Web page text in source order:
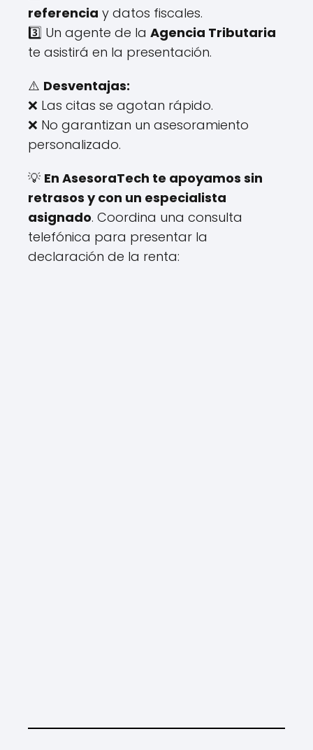
referencia y datos fiscales.
3️⃣ Un agente de la Agencia Tributaria
te asistirá en la presentación.
⚠️ Desventajas:
❌ Las citas se agotan rápido.
❌ No garantizan un asesoramiento
personalizado.
💡 En AsesoraTech te apoyamos sin
retrasos y con un especialista
asignado. Coordina una consulta
telefónica para presentar la
declaración de la renta: